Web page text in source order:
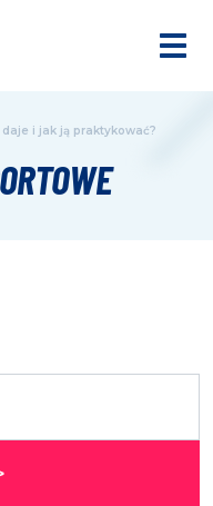
i jak ją praktykować?